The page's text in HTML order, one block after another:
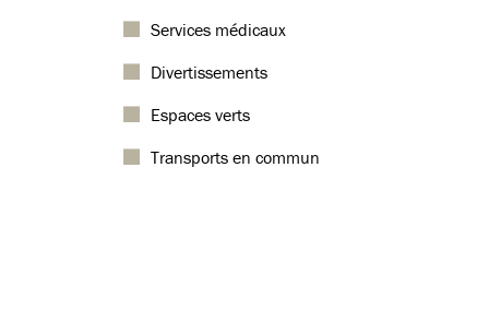
Services médicaux
Divertissements
Espaces verts
Transports en commun